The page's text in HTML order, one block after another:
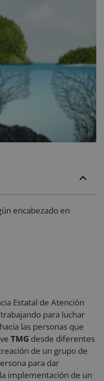
encabezado en
Estatal de Atención
para luchar
las personas que
TMG desde diferentes
de un grupo de
para dar
implementación de un